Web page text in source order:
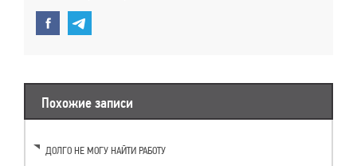
Похожие записи
ДОЛГО НЕ МОГУ НАЙТИ РАБОТУ